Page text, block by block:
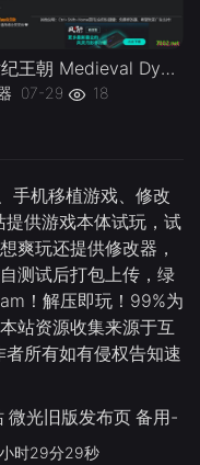
中世纪王朝 Medieval Dynasty v1.0-v2.6 Plus 11 Trainer-单机修改器下载-仅支持迅雷（部分修改器仅支持本站游戏本体
07-29 18
手机移植游戏、修改
供游戏本体试玩，试
爽玩还提供修改器，
测试后打包上传，绿
！解压即玩！99%为
站资源收集来源于互
所有如有侵权告知速
微光旧版发布页 备用-
时29分30秒